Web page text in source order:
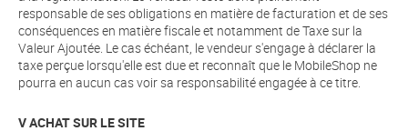
responsable de ses obligations en matière de facturation et de ses
conséquences en matière fiscale et notamment de Taxe sur la
Valeur Ajoutée. Le cas échéant, le vendeur s'engage à déclarer la
taxe perçue lorsqu'elle est due et reconnaît que le MobileShop ne
pourra en aucun cas voir sa responsabilité engagée à ce titre.
V ACHAT SUR LE SITE